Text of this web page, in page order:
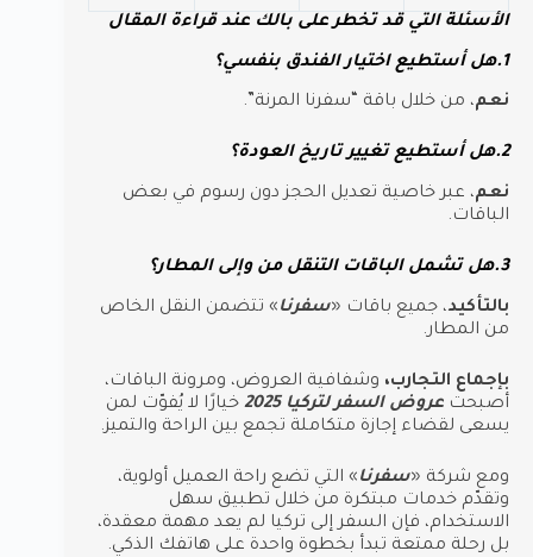
الأسئلة التي قد تخطر على بالك عند قراءة المقال
1.هل أستطيع اختيار الفندق بنفسي؟
نعم، من خلال باقة “سفرنا المرنة”.
2.هل أستطيع تغيير تاريخ العودة؟
نعم، عبر خاصية تعديل الحجز دون رسوم في بعض
الباقات.
3.هل تشمل الباقات التنقل من وإلى المطار؟
بالتأكيد، جميع باقات «سفرنا» تتضمن النقل الخاص
من المطار.
بإجماع التجارب، وشفافية العروض، ومرونة الباقات،
أصبحت عروض السفر لتركيا 2025
خيارًا لا يُفوّت لمن
يسعى لقضاء إجازة متكاملة تجمع بين الراحة والتميز.
ومع شركة «سفرنا» التي تضع راحة العميل أولوية،
وتقدّم خدمات مبتكرة من خلال تطبيق سهل
الاستخدام، فإن السفر إلى تركيا لم يعد مهمة معقدة،
بل رحلة ممتعة تبدأ بخطوة واحدة على هاتفك الذكي.